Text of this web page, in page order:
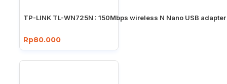
TP-LINK TL-WN725N : 150Mbps wireless N Nano USB adapter
Rp80.000